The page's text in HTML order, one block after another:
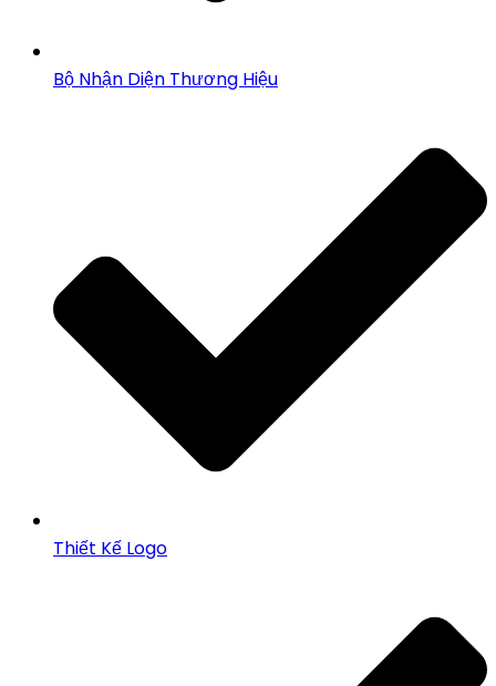
Bộ Nhận Diện Thương Hiệu
Thiết Kế Logo